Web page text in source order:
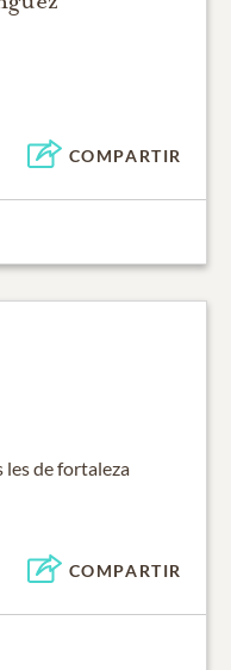
COMPARTIR
les de fortaleza
COMPARTIR